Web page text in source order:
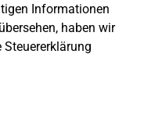
Informationen
haben wir